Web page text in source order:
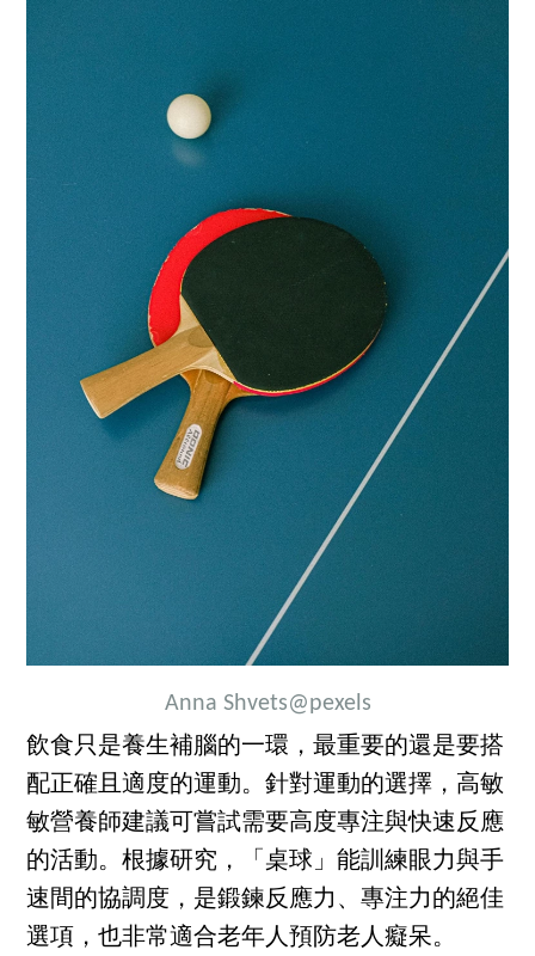
Anna Shvets@pexels
飲食只是養生補腦的一環，最重要的還是要搭
配正確且適度的運動。針對運動的選擇，高敏
敏營養師建議可嘗試需要高度專注與快速反應
的活動。根據研究，「桌球」能訓練眼力與手
速間的協調度，是鍛鍊反應力、專注力的絕佳
選項，也非常適合老年人預防老人癡呆。